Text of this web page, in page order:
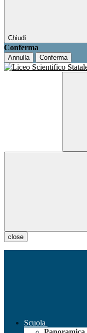
Chiudi
Conferma
Annulla Conferma
close
Scuola